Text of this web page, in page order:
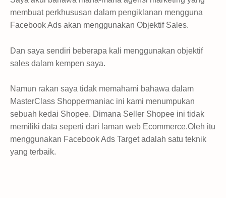
membuat perkhususan dalam pengiklanan mengguna
Facebook Ads akan menggunakan Objektif Sales.
Dan saya sendiri beberapa kali menggunakan objektif
sales dalam kempen saya.
Namun rakan saya tidak memahami bahawa dalam
MasterClass Shoppermaniac ini kami menumpukan
sebuah kedai Shopee. Dimana Seller Shopee ini tidak
memiliki data seperti dari laman web Ecommerce.Oleh itu
menggunakan Facebook Ads Target adalah satu teknik
yang terbaik.